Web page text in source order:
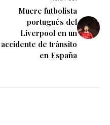
Muere futbolista
portugués del
Liverpool en un
accidente de tránsito
en España